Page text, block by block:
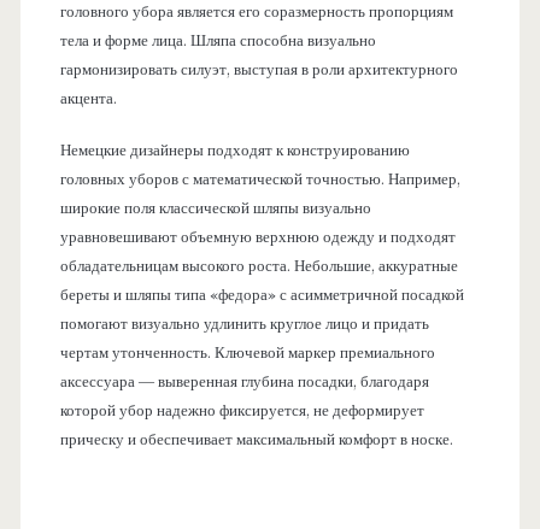
головного убора является его соразмерность пропорциям
тела и форме лица. Шляпа способна визуально
гармонизировать силуэт, выступая в роли архитектурного
акцента.
Немецкие дизайнеры подходят к конструированию
головных уборов с математической точностью. Например,
широкие поля классической шляпы визуально
уравновешивают объемную верхнюю одежду и подходят
обладательницам высокого роста. Небольшие, аккуратные
береты и шляпы типа «федора» с асимметричной посадкой
помогают визуально удлинить круглое лицо и придать
чертам утонченность. Ключевой маркер премиального
аксессуара — выверенная глубина посадки, благодаря
которой убор надежно фиксируется, не деформирует
прическу и обеспечивает максимальный комфорт в носке.